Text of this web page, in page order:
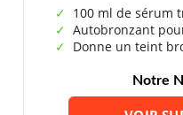
100 ml de sérum
Autobronzant
Donne un teint
Notre